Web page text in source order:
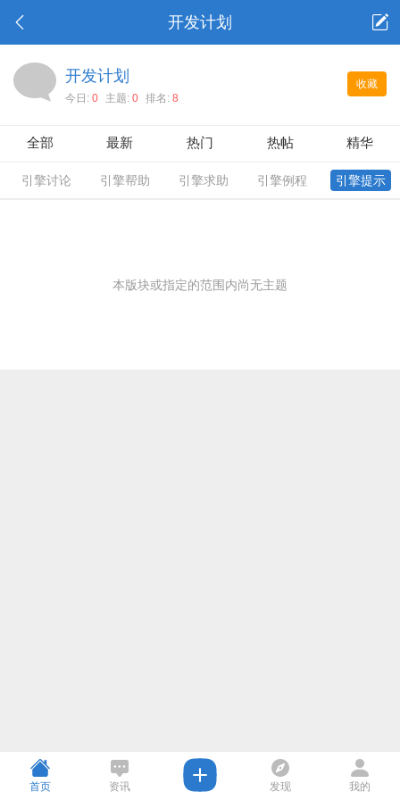
开发计划
收藏
开发计划
今日: 0 主题: 0 排名: 8
全部 最新 热门 热帖 精华
引擎讨论 引擎帮助 引擎求助 引擎例程 引擎提示
本版块或指定的范围内尚无主题
首页 资讯 发现 我的